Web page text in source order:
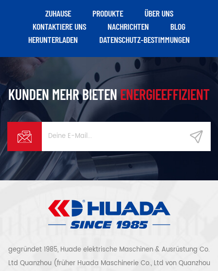
ZUHAUSE PRODUKTE
ÜBER UNS
KONTAKTIERE UNS
NACHRICHTEN
BLOG
HERUNTERLADEN
DATENSCHUTZ-BESTIMMUNGEN
KUNDEN MEHR BIETENENERGIEEFFIZIENT
gegründet 1985, Huade elektrische Maschinen & Ausrüstung Co.
Ltd Quanzhou (früher Huada Maschinerie Co., Ltd von Quanzhou